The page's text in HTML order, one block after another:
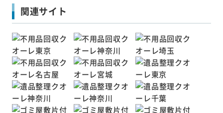
関連サイト